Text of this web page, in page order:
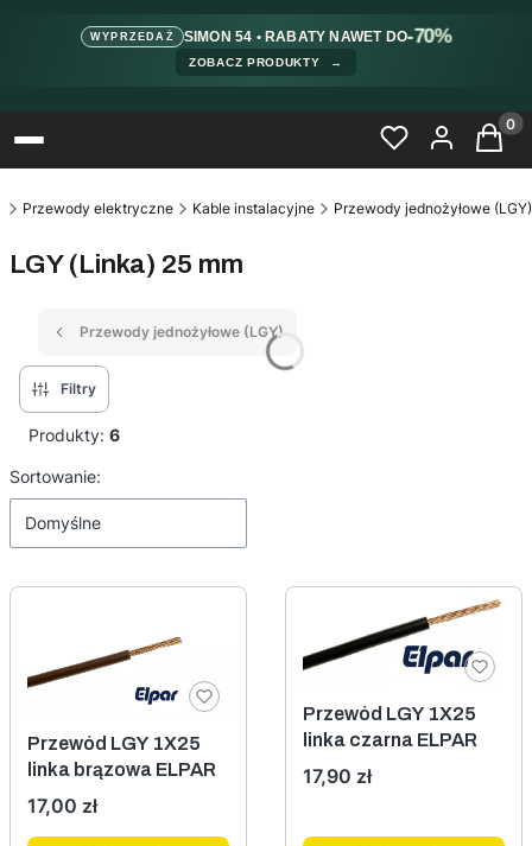
WYPRZEDAŻ SIMON 54 • RABATY NAWET DO-70%
ZOBACZ PRODUKTY →
Przewody elektryczne Kable instalacyjne Przewody jednożyłowe (LGY)
LGY (Linka) 25 mm
Przewody jednożyłowe (LGY)
Filtry
Produkty: 6
Lista produktów
Sortowanie:
Domyślne
Przewód LGY 1X25
linka brązowa ELPAR
Cena
17,00 zł
Przewód LGY 1X25
linka czarna ELPAR
Cena
17,90 zł